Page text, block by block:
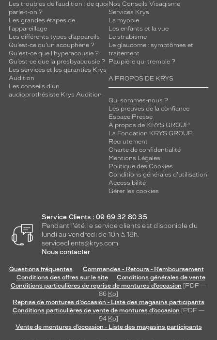
Les troubles de l’audition : de quoi
parle-t-on ?
Les grandes étapes de
l'appareillage
Les différents types d’appareils
Qu’est-ce qu'un acouphène ?
Qu'est-ce que l'hyperacousie ?
Qu’est-ce que la presbyacousie ?
Les services et les garanties Krys
Audition
Les conseils d'un
audioprothésiste Krys Audition
Nos Conseils Visagisme
Services Krys
La myopie
Les enfants et la vue
Le strabisme
Le glaucome : symptômes et
traitement
Paupière qui tremble ?
A PROPOS DE KRYS
Qui sommes-nous ?
Les preuves de la confiance
Espace Presse
A propos de KRYS GROUP
La Fondation KRYS GROUP
Recrutement
Charte de confidentialité
Mentions Légales
Politique des Cookies
Conditions générales d'utilisation
Accessibilité
Gérer les cookies
Service Clients : 09 69 32 80 35
Pendant l'été, le service clients est disponible du
lundi au vendredi de 10h à 18h.
serviceclients@krys.com
Nous contacter
Questions fréquentes
Commandes - Retours - Remboursement
Conditions des offres sur le site
Conditions générales de vente
Conditions particulières de reprise de montures d’occasion [PDF —
86 Ko]
Reprise de montures d’occasion - Liste des magasins participants
Conditions particulières de vente de montures d’occasion [PDF —
94 Ko]
Vente de montures d’occasion - Liste des magasins participants